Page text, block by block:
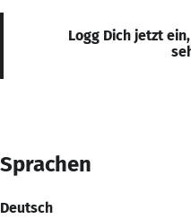
Logg Dich jetzt
Sprachen
Deutsch